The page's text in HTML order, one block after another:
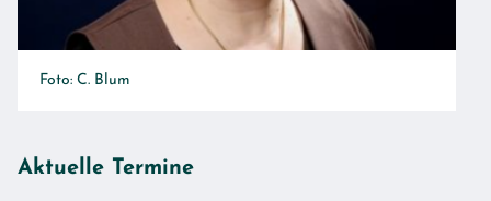
Foto: C. Blum
Aktuelle Termine